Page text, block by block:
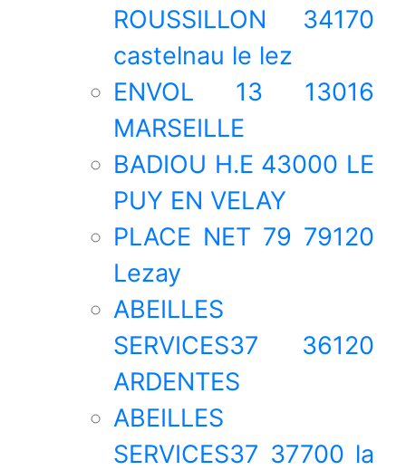
ROUSSILLON 34170
castelnau le lez
ENVOL 13 13016
MARSEILLE
BADIOU H.E 43000 LE
PUY EN VELAY
PLACE NET 79 79120
Lezay
ABEILLES
SERVICES37 36120
ARDENTES
ABEILLES
SERVICES37 37700 la